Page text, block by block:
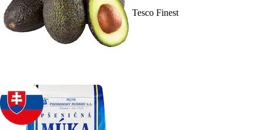
Tesco Finest